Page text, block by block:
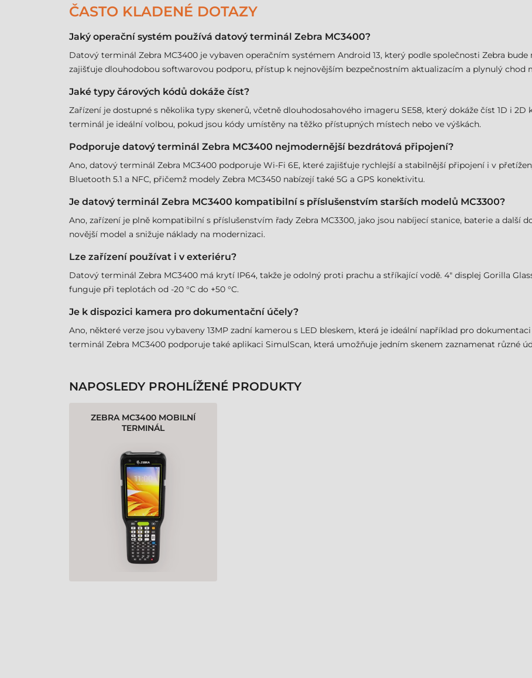
ČASTO KLADENÉ DOTAZY
Jaký operační systém používá datový terminál Zebra MC3400?
Datový terminál Zebra MC3400 je vybaven operačním systémem Android 13, který podle společnosti Zebra bude
zajišťuje dlouhodobou softwarovou podporu, přístup k nejnovějším bezpečnostním aktualizacím a plynulý chod
Jaké typy čárových kódů dokáže číst?
Zařízení je dostupné s několika typy skenerů, včetně dlouhodosahového imageru SE58, který dokáže číst 1D i
terminál je ideální volbou, pokud jsou kódy umístěny na těžko přístupných místech nebo ve výškách.
Podporuje datový terminál Zebra MC3400 nejmodernější bezdrátová připojení?
Ano, datový terminál Zebra MC3400 podporuje Wi-Fi 6E, které zajišťuje rychlejší a stabilnější připojení i v
Bluetooth 5.1 a NFC, přičemž modely Zebra MC3450 nabízejí také 5G a GPS konektivitu.
Je datový terminál Zebra MC3400 kompatibilní s příslušenstvím starších modelů MC3300?
Ano, zařízení je plně kompatibilní s příslušenstvím řady Zebra MC3300, jako jsou nabíjecí stanice, baterie a další
novější model a snižuje náklady na modernizaci.
Lze zařízení používat i v exteriéru?
Datový terminál Zebra MC3400 má krytí IP64, takže je odolný proti prachu a stříkající vodě. 4" displej Gorilla
funguje při teplotách od -20 °C do +50 °C.
Je k dispozici kamera pro dokumentační účely?
Ano, některé verze jsou vybaveny 13MP zadní kamerou s LED bleskem, která je ideální například pro
terminál Zebra MC3400 podporuje také aplikaci SimulScan, která umožňuje jedním skenem zaznamenat různé
NAPOSLEDY PROHLÍŽENÉ PRODUKTY
ZEBRA MC3400 MOBILNÍ
TERMINÁL